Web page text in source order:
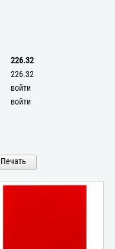
226.32
226.32
войти
войти
Печать